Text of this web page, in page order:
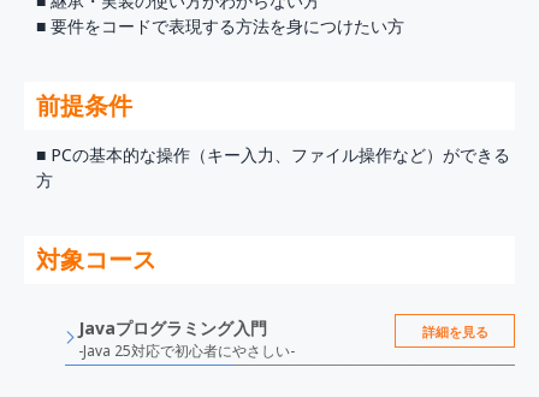
■ 要件をコードで表現する方法を身につけたい方
前提条件
■ PCの基本的な操作（キー入力、ファイル操作など）ができる
方
対象コース
Javaプログラミング入門
-Java 25対応で初心者にやさしい-
詳細を見る